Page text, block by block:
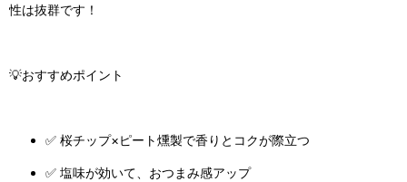
性は抜群です！
💡おすすめポイント
✅ 桜チップ×ピート燻製で香りとコクが際立つ
✅ 塩味が効いて、おつまみ感アップ